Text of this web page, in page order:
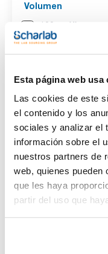
Esta página web usa
Las cookies de este
el contenido y los
sociales y analizar el
información sobre el
nuestros partners de
web, quienes pueden
que les haya
partir del uso que
Volumen
100mg (1)
[122-18-9](1)
Envase
VIAL
Referencia
SB32470100
Disponibilidad
Ver stock